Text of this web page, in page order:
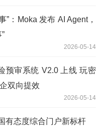
”：Moka 发布 AI Agent，
2026-05-14
预审系统 V2.0 上线 玩密
双向提效
2026-05-14
有态度综合门户新标杆